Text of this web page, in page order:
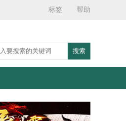
标签 帮助
搜索